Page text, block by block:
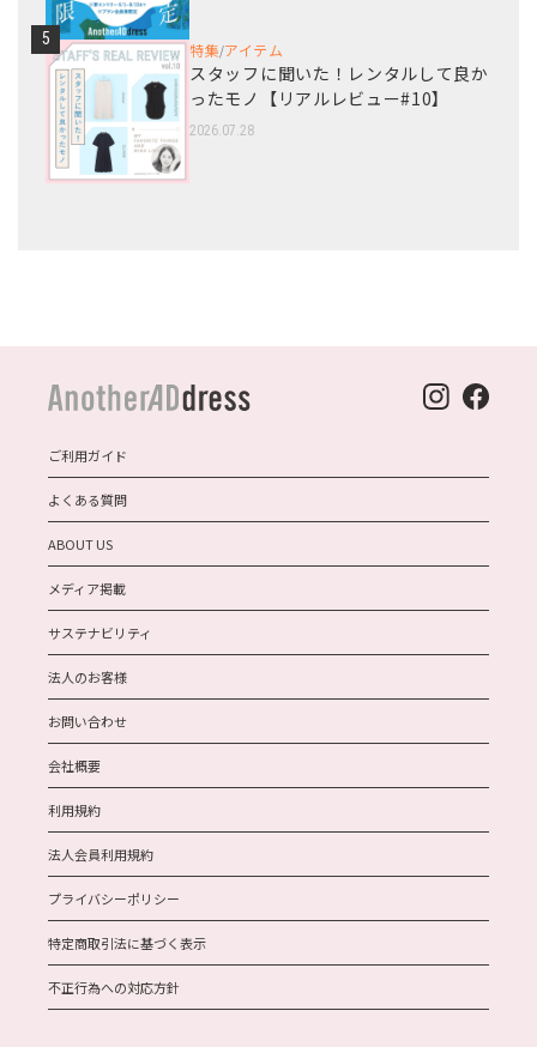
5
特集/アイテム
スタッフに聞いた！レンタルして良か
ったモノ【リアルレビュー#10】
2026.07.28
ご利用ガイド
よくある質問
ABOUT US
メディア掲載
サステナビリティ
法人のお客様
お問い合わせ
会社概要
利用規約
法人会員利用規約
プライバシーポリシー
特定商取引法に基づく表示
不正行為への対応方針